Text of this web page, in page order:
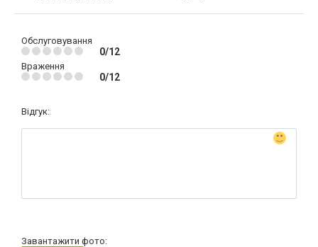
Обслуговування
0/12
Враження
0/12
Відгук:
Завантажити фото: